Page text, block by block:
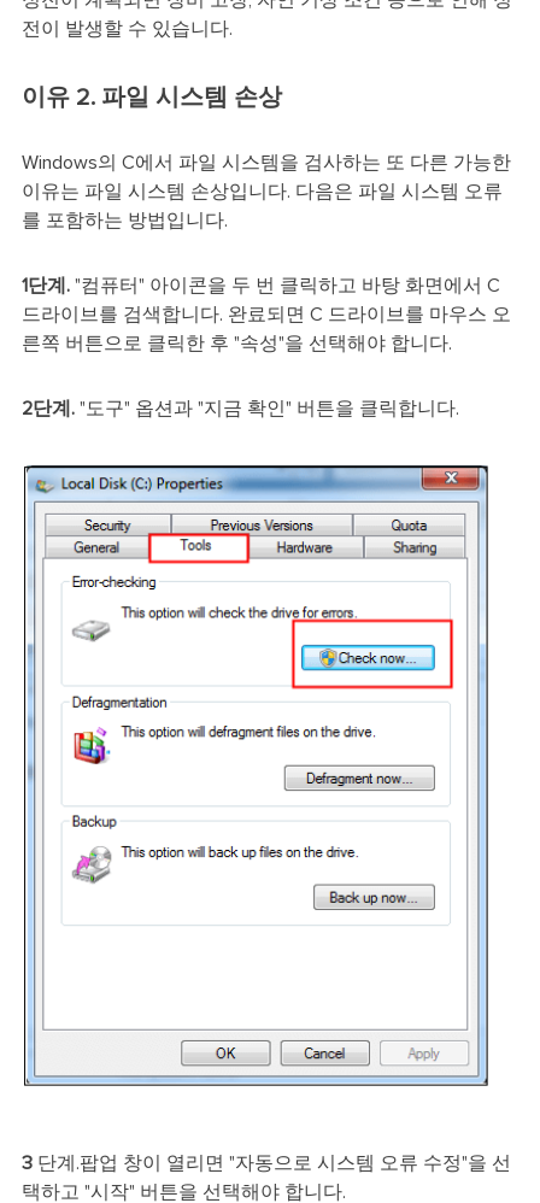
전이 발생할 수 있습니다.
이유 2. 파일 시스템 손상
Windows의 C에서 파일 시스템을 검사하는 또 다른 가능한
이유는 파일 시스템 손상입니다. 다음은 파일 시스템 오류
를 포함하는 방법입니다.
1단계."컴퓨터" 아이콘을 두 번 클릭하고 바탕 화면에서 C
드라이브를 검색합니다. 완료되면 C 드라이브를 마우스 오
른쪽 버튼으로 클릭한 후 "속성"을 선택해야 합니다.
2단계."도구" 옵션과 "지금 확인" 버튼을 클릭합니다.
3단계.팝업 창이 열리면 "자동으로 시스템 오류 수정"을 선
택하고 "시작" 버튼을 선택해야 합니다.